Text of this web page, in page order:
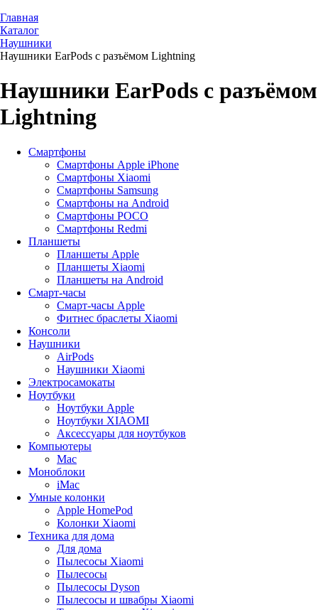
Главная
Каталог
Наушники
Наушники EarPods с разъёмом Lightning
Наушники EarPods с разъёмом
Lightning
Смартфоны
Смартфоны Apple iPhone
Смартфоны Хiaomi
Смартфоны Samsung
Смартфоны на Android
Смартфоны POCO
Смартфоны Redmi
Планшеты
Планшеты Apple
Планшеты Xiaomi
Планшеты на Android
Смарт-часы
Смарт-часы Apple
Фитнес браслеты Xiaomi
Консоли
Наушники
AirPods
Наушники Xiaomi
Электросамокаты
Ноутбуки
Ноутбуки Apple
Ноутбуки XIAOMI
Аксессуары для ноутбуков
Компьютеры
Mac
Моноблоки
iMac
Умные колонки
Apple HomePod
Колонки Xiaomi
Техника для дома
Для дома
Пылесосы Xiaomi
Пылесосы
Пылесосы Dyson
Пылесосы и швабры Xiaomi